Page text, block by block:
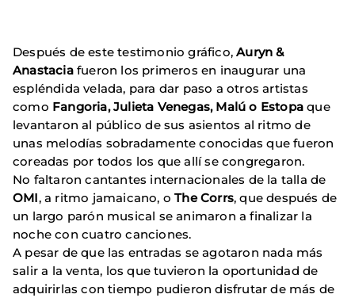
Después de este testimonio gráfico,Auryn &
Anastaciafueron los primeros en inaugurar una
espléndida velada, para dar paso a otros artistas
como Fangoria, Julieta Venegas, Malú o Estopa que
levantaron al público de sus asientos al ritmo de
unas melodías sobradamente conocidas que fueron
coreadas por todos los que allí se congregaron.
No faltaron cantantes internacionales de la talla de
OMI, a ritmo jamaicano, o The Corrs, que después de
un largo parón musical se animaron a finalizar la
noche con cuatro canciones.
A pesar de que las entradas se agotaron nada más
salir a la venta, los que tuvieron la oportunidad de
adquirirlas con tiempo pudieron disfrutar de más de